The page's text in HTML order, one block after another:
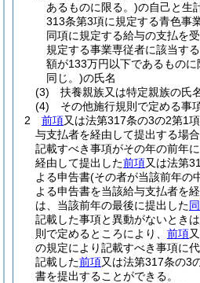
あるものに限る。)の自己と生
313条第3項に規定する青色事
同項に規定する給与の支払を
規定する事業専従者に該当す
額が133万円以下であるものに
同じ。)の氏名
(3)
扶養親族又は特定親族の氏
(4)
その他施行規則で定める事
2
前項又は法第317条の3の2第1
与支払者を経由して提出する場
記載すべき事項がその年の前年
経由して提出した前項又は法第
よる申告書(その者が当該前年の
よる申告書を当該給与支払者を
は、当該前年の最後に提出した
記載した事項と異動がないとき
則で定めるところにより、 前項
の規定により記載すべき事項に
記載した前項又は法第317条の3
書を提出することができる。